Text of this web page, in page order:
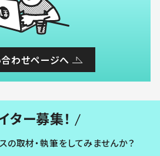
わせページへ
ター募集！
の取材・執筆をしてみませんか？